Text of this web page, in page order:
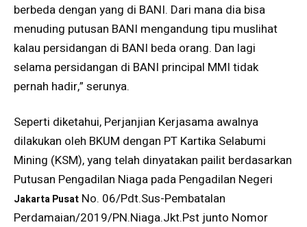
berbeda dengan yang di BANI. Dari mana dia bisa
menuding putusan BANI mengandung tipu muslihat
kalau persidangan di BANI beda orang. Dan lagi
selama persidangan di BANI principal MMI tidak
pernah hadir,” serunya.
Seperti diketahui, Perjanjian Kerjasama awalnya
dilakukan oleh BKUM dengan PT Kartika Selabumi
Mining (KSM), yang telah dinyatakan pailit berdasarkan
Putusan Pengadilan Niaga pada Pengadilan Negeri
Jakarta Pusat No. 06/Pdt.Sus-Pembatalan
Perdamaian/2019/PN.Niaga.Jkt.Pst junto Nomor